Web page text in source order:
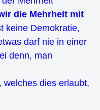
die Mehrheit mit
keine Demokratie,
darf nie in einer
denn, man
welches dies erlaubt,